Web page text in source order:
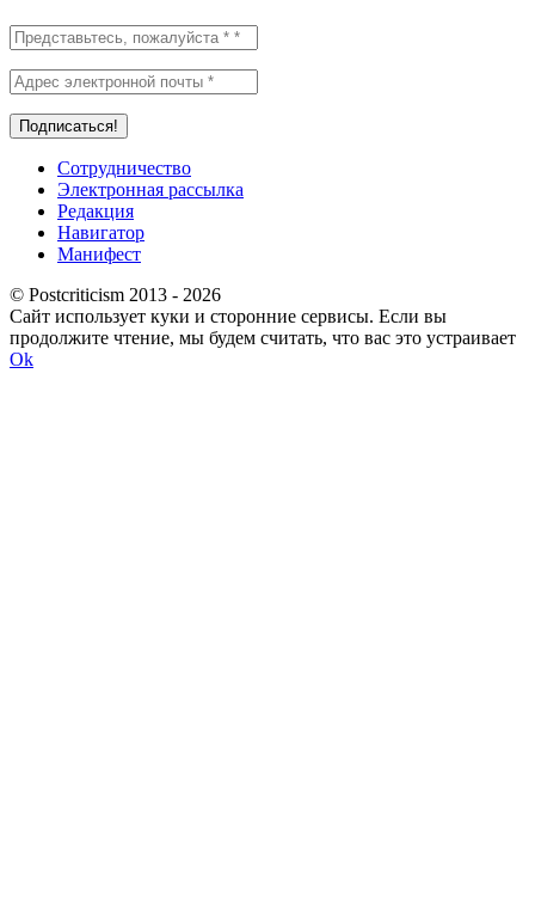
Сотрудничество
Электронная рассылка
Редакция
Навигатор
Манифест
© Postcriticism 2013 - 2026
Сайт использует куки и сторонние сервисы. Если вы
продолжите чтение, мы будем считать, что вас это устраивает
Ok